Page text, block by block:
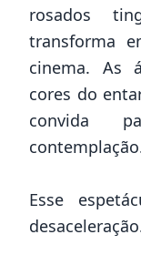
rosados
transforma
cinema. As
cores do
convida
Esse